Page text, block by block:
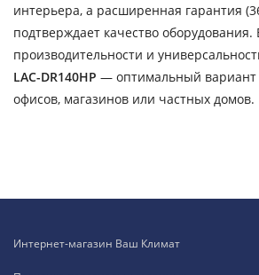
интерьера, а расширенная гарантия
подтверждает качество оборудования.
производительности и
LAC-DR140HP — оптимальный вариант
офисов, магазинов или частных домов.
Интернет-магазин Ваш Климат